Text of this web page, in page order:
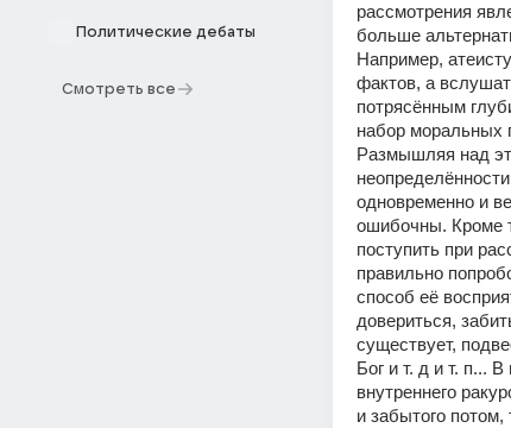
Политические дебаты
Смотреть все
рассмотрения
больше
Например,
фактов, а
потрясённым
набор моральных
Размышляя над
одновременно и
ошибочны. Кроме
поступить при
правильно
способ её
довериться,
существует,
Бог и т. д и т. п...
внутреннего
и забытого